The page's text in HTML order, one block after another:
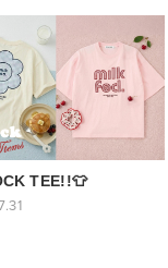
TEE!!👕